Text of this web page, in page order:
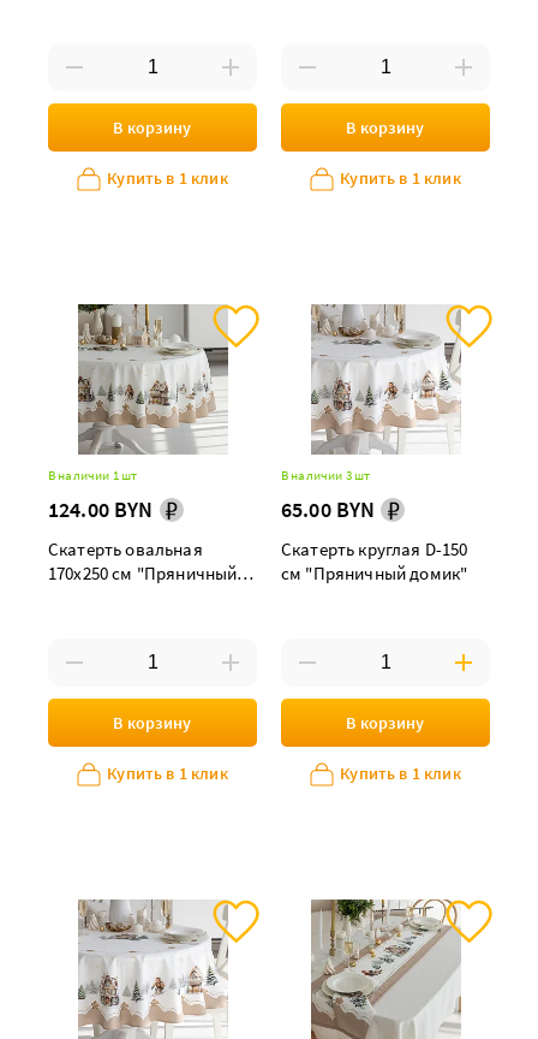
В корзину
Купить в 1 клик
В корзину
Купить в 1 клик
В наличии 1 шт
124.00 BYN
Скатерть овальная
170х250 см "Пряничный
В корзину
Купить в 1 клик
В наличии 3 шт
65.00 BYN
Скатерть круглая D-150
см "Пряничный домик"
В корзину
Купить в 1 клик